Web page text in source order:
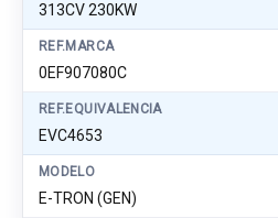
313CV 230KW
REF.MARCA
0EF907080C
REF.EQUIVALENCIA
EVC4653
MODELO
E-TRON (GEN)